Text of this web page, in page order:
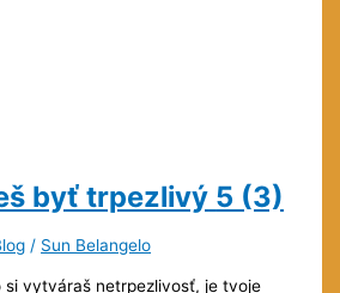
byť trpezlivý 5 (3)
/ Sun Belangelo
si vytváraš netrpezlivosť, je tvoje